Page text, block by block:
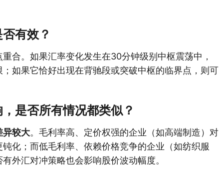
有效？
合。如果汇率变化发生在30分钟级别中枢震荡中，
如果它恰好出现在背驰段或突破中枢的临界点，则可
是否所有情况都类似？
异较大。毛利率高、定价权强的企业（如高端制造）对
化；而低毛利率、依赖价格竞争的企业（如纺织服
外汇对冲策略也会影响股价波动幅度。